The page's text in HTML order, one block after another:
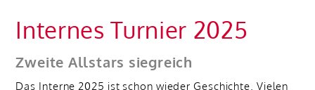
Internes Turnier 2025
Zweite Allstars siegreich
Das Interne 2025 ist schon wieder Geschichte. Vielen